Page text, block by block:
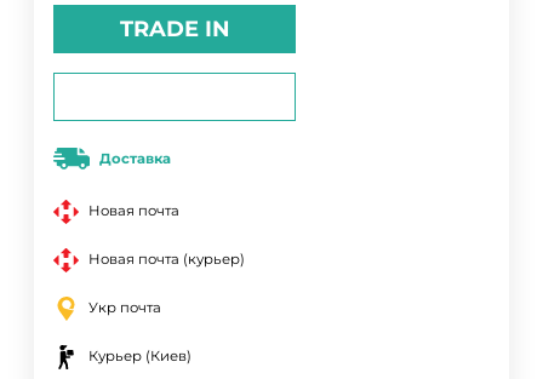
TRADE IN
Доставка
Новая почта
Новая почта (курьер)
Укр почта
Курьер (Киев)